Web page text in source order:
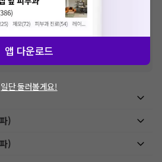
용 등으로 실제 가격과 상이할 수 있으니, 정확
문의해주세요.
심사평가원에 고지되어 있는 급여 진료 기준 가
적인 비용이 추가되어, 병원마다 금액이 다르게
다.)
함
)
)
앱 다운로드
일단 둘러볼게요!